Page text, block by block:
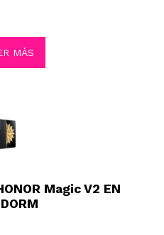
MÁS
Magic V2 EN